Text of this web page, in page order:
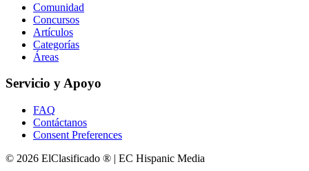
Comunidad
Concursos
Artículos
Categorías
Áreas
Servicio y Apoyo
FAQ
Contáctanos
Consent Preferences
© 2026 ElClasificado ® | EC Hispanic Media